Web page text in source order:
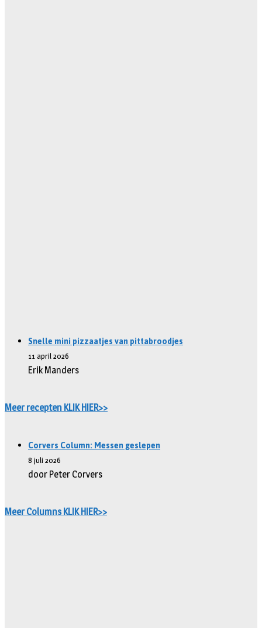
Snelle mini pizzaatjes van pittabroodjes
11 april 2026
Erik Manders
Meer recepten KLIK HIER>>
Corvers Column: Messen geslepen
8 juli 2026
door Peter Corvers
Meer Columns KLIK HIER>>